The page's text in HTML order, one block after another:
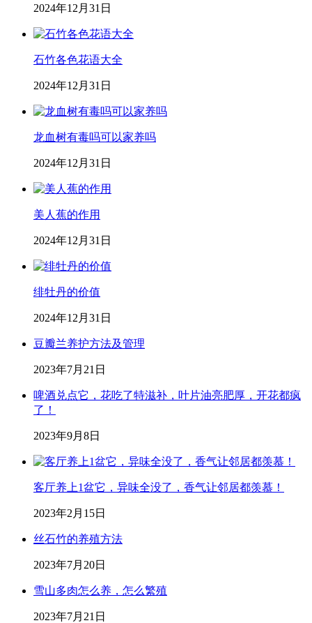
2024年12月31日
石竹各色花语大全
2024年12月31日
龙血树有毒吗可以家养吗
2024年12月31日
美人蕉的作用
2024年12月31日
绯牡丹的价值
2024年12月31日
豆瓣兰养护方法及管理
2023年7月21日
啤酒兑点它，花吃了特滋补，叶片油亮肥厚，开花都疯
了！
2023年9月8日
客厅养上1盆它，异味全没了，香气让邻居都羡慕！
2023年2月15日
丝石竹的养殖方法
2023年7月20日
雪山多肉怎么养，怎么繁殖
2023年7月21日